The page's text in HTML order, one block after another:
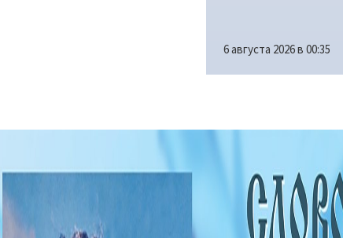
6 августа 2026 в 00:35